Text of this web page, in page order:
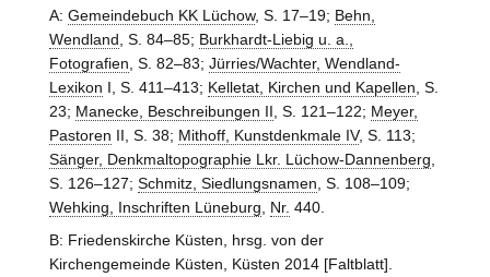
A: Gemeindebuch KK Lüchow, S. 17–19; Behn,
Wendland, S. 84–85; Burkhardt-Liebig u. a.,
Fotografien, S. 82–83; Jürries/Wachter, Wendland-
Lexikon I, S. 411–413; Kelletat, Kirchen und Kapellen, S.
23; Manecke, Beschreibungen II, S. 121–122; Meyer,
Pastoren II, S. 38; Mithoff, Kunstdenkmale IV, S. 113;
Sänger, Denkmaltopographie Lkr. Lüchow-Dannenberg,
S. 126–127; Schmitz, Siedlungsnamen, S. 108–109;
Wehking, Inschriften Lüneburg, Nr. 440.
B: Friedenskirche Küsten, hrsg. von der
Kirchengemeinde Küsten, Küsten 2014 [Faltblatt].